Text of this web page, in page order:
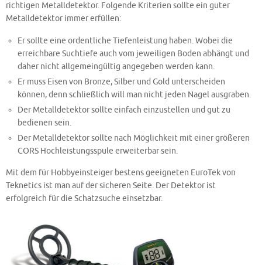
richtigen Metalldetektor. Folgende Kriterien sollte ein guter
Metalldetektor immer erfüllen:
Er sollte eine ordentliche Tiefenleistung haben. Wobei die
erreichbare Suchtiefe auch vom jeweiligen Boden abhängt und
daher nicht allgemeingültig angegeben werden kann.
Er muss Eisen von Bronze, Silber und Gold unterscheiden
können, denn schließlich will man nicht jeden Nagel ausgraben.
Der Metalldetektor sollte einfach einzustellen und gut zu
bedienen sein.
Der Metalldetektor sollte nach Möglichkeit mit einer größeren
CORS Hochleistungsspule erweiterbar sein.
Mit dem für Hobbyeinsteiger bestens geeigneten EuroTek von
Teknetics ist man auf der sicheren Seite. Der Detektor ist
erfolgreich für die Schatzsuche einsetzbar.